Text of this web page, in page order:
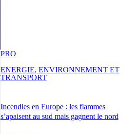
Incendies en Europe : les flammes
s’apaisent au sud mais gagnent le nord
PRO
ENERGIE, ENVIRONNEMENT ET
TRANSPORT